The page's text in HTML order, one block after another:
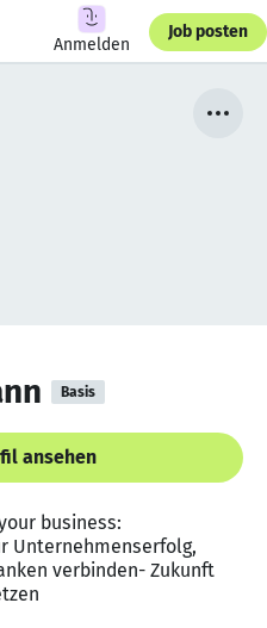
Anmelden
Job posten
Basis
ansehen
business:
Unternehmenserfolg,
verbinden- Zukunft